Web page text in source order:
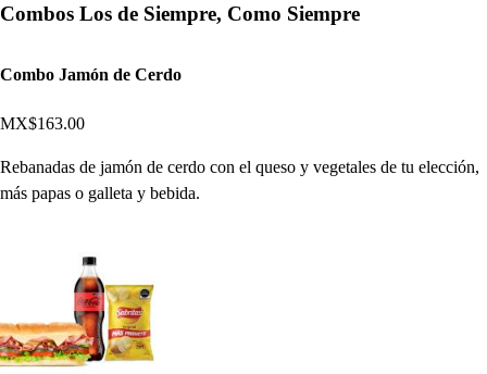
Combos Los de Siempre, Como Siempre
Combo Jamón de Cerdo
MX$163.00
Rebanadas de jamón de cerdo con el queso y vegetales de tu elección,
más papas o galleta y bebida.